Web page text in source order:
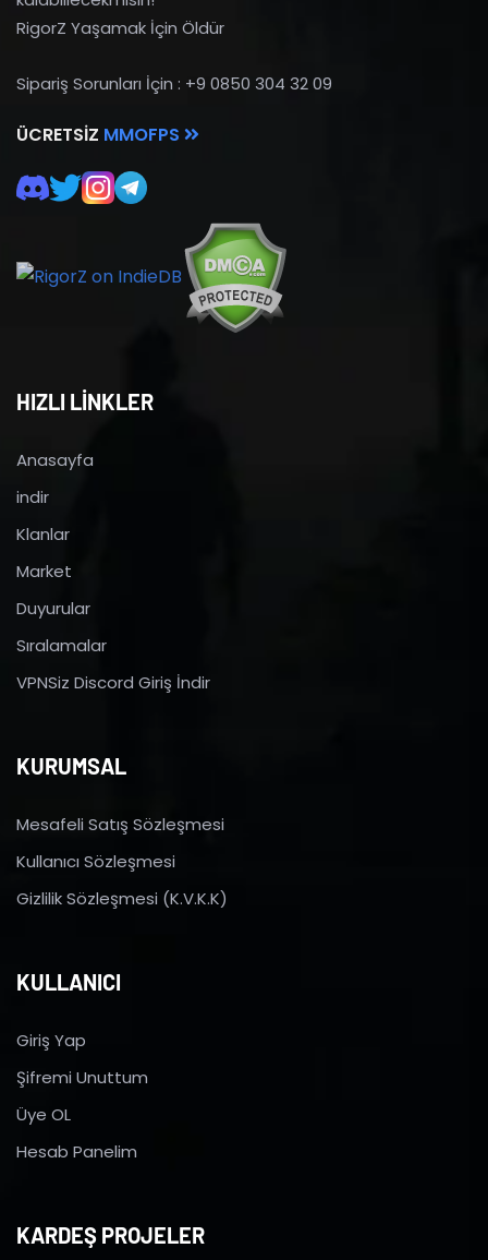
RigorZ Yaşamak İçin Öldür
Sipariş Sorunları İçin : +9 0850 304 32 09
ÜCRETSIZ MMOFPS
HIZLI LİNKLER
Anasayfa
indir
Klanlar
Market
Duyurular
Sıralamalar
VPNSiz Discord Giriş İndir
KURUMSAL
Mesafeli Satış Sözleşmesi
Kullanıcı Sözleşmesi
Gizlilik Sözleşmesi (K.V.K.K)
KULLANICI
Giriş Yap
Şifremi Unuttum
Üye OL
Hesab Panelim
KARDEŞ PROJELER